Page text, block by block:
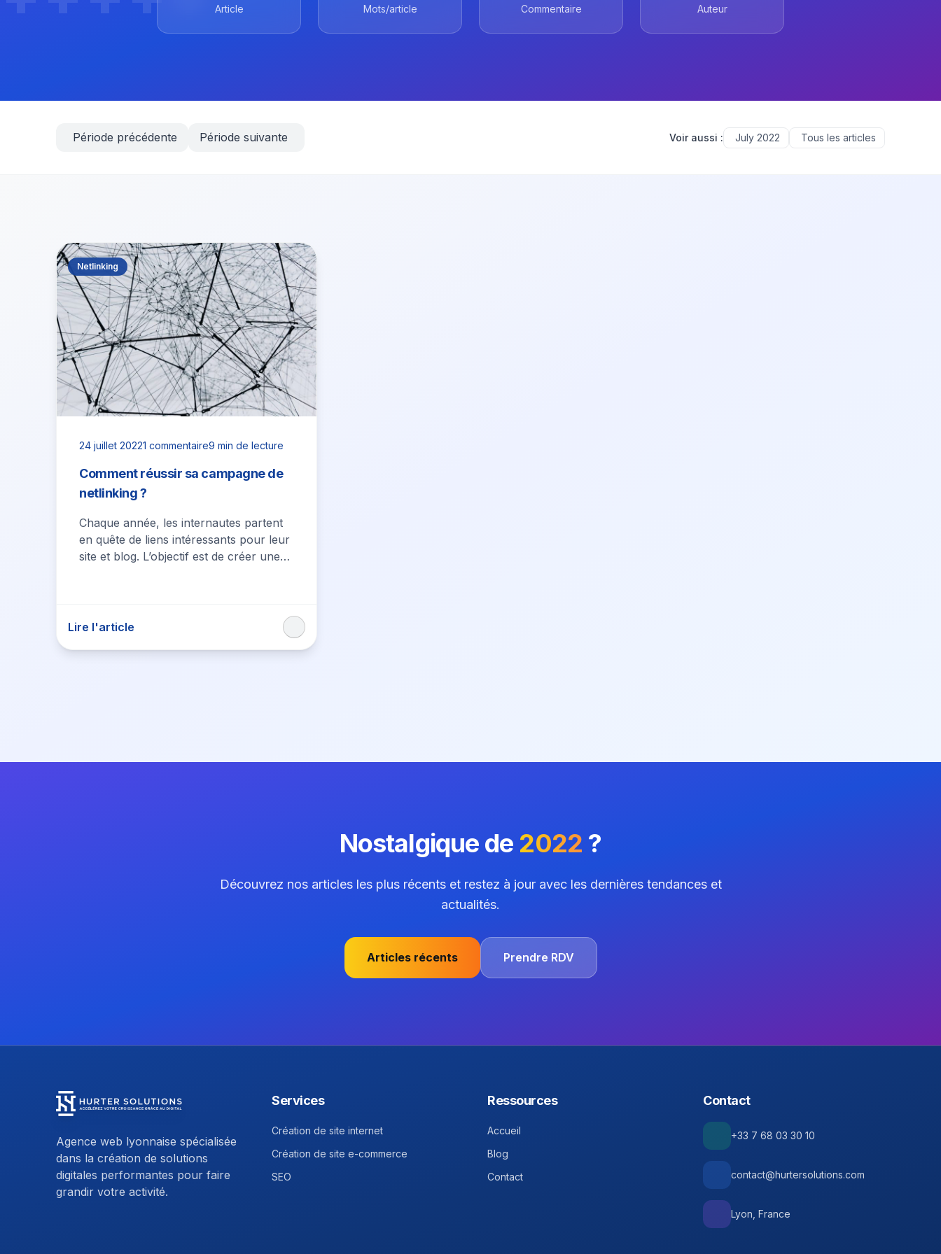
Article Mots/article Commentaire Auteur
Période précédente Période suivante Voir aussi : July 2022 Tous les articles
Netlinking
24 juillet 20221 commentaire9 min de lecture
Comment réussir sa campagne de
netlinking ?
Chaque année, les internautes partent
en quête de liens intéressants pour leur
site et blog. L’objectif est de créer une
Lire l'article
Nostalgique de 2022 ?
Découvrez nos articles les plus récents et restez à jour avec les dernières tendances et
actualités.
Articles récents Prendre RDV
Agence web lyonnaise spécialisée
dans la création de solutions
digitales performantes pour faire
grandir votre activité.
Services
Création de site internet
Création de site e-commerce
SEO
Ressources
Accueil
Blog
Contact
Contact
+33 7 68 03 30 10
contact@hurtersolutions.com
Lyon, France